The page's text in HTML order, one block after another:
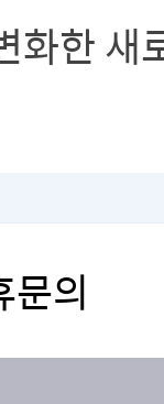
한 새
의